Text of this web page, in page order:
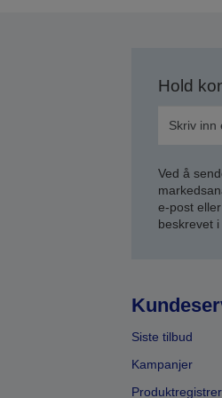
Hold
Ved å
e-post
beskrevet i
Siste tilbud
Kampanjer